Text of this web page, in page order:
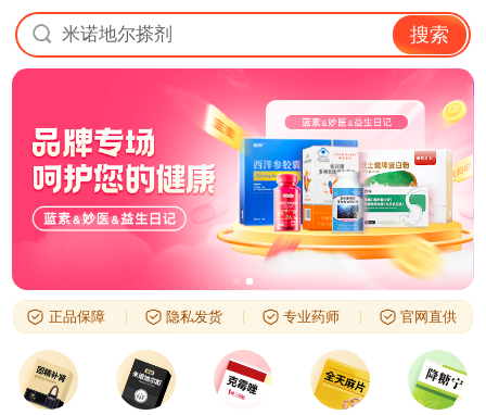
米诺地尔搽剂 搜索
正品保障 隐私发货 专业药师 官网直供